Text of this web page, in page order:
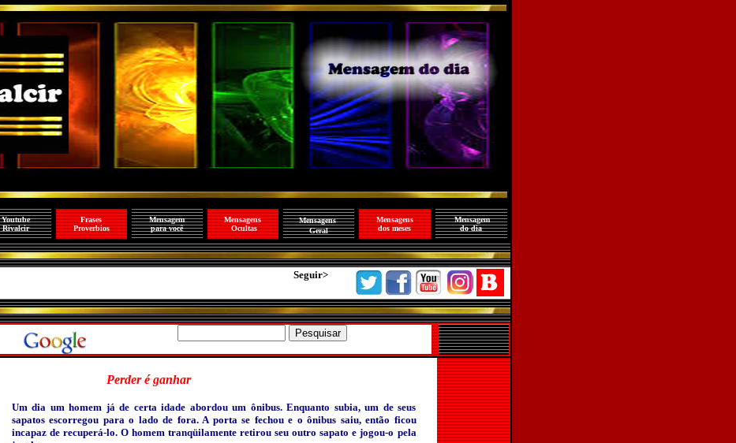
Youtube
Rivalcir
Frases
Proverbios
Mensagem
para você
Mensagens
Ocultas
Mensagens
Geral
Mensagens
dos meses
Mensagem
do dia
Seguir>
Perder é ganhar
Um dia um homem já de certa idade abordou um ônibus. Enquanto subia, um de seus
sapatos escorregou para o lado de fora. A porta se fechou e o ônibus saiu, então ficou
incapaz de recuperá-lo. O homem tranqüilamente retirou seu outro sapato e jogou-o pela